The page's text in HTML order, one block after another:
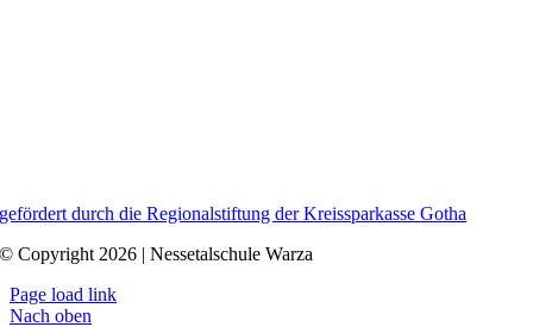
gefördert durch die Regionalstiftung der Kreissparkasse Gotha
© Copyright 2026 | Nessetalschule Warza
Page load link
Nach oben